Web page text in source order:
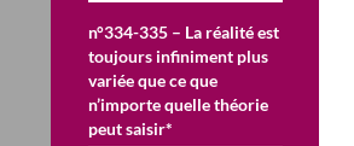
n°334-335 – La réalité est
toujours infiniment plus
variée que ce que
n’importe quelle théorie
peut saisir*